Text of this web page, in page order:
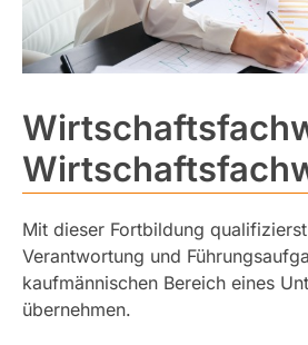
Mit dieser Fortbildung
Verantwortung und
kaufmännischen Bereich eines
übernehmen.